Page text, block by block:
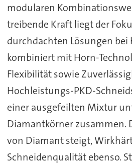
modularen
treibende Kraft liegt der
durchdachten Lösungen
kombiniert mit Horn-
Flexibilität sowie
Hochleistungs-PKD-
einer ausgefeilten Mixtur
Diamantkörner zusammen.
von Diamant steigt,
Schneidenqualität ebenso.